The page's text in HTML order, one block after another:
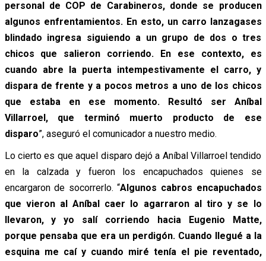
personal de COP de Carabineros, donde se producen
algunos enfrentamientos. En esto, un carro lanzagases
blindado ingresa siguiendo a un grupo de dos o tres
chicos que salieron corriendo. En ese contexto, es
cuando abre la puerta intempestivamente el carro, y
dispara de frente y a pocos metros a uno de los chicos
que estaba en ese momento. Resultó ser Aníbal
Villarroel, que terminó muerto producto de ese
disparo”, aseguró el comunicador a nuestro medio.
Lo cierto es que aquel disparo dejó a Aníbal Villarroel tendido
en la calzada y fueron los encapuchados quienes se
encargaron de socorrerlo. “Algunos cabros encapuchados
que vieron al Aníbal caer lo agarraron al tiro y se lo
llevaron, y yo salí corriendo hacia Eugenio Matte,
porque pensaba que era un perdigón. Cuando llegué a la
esquina me caí y cuando miré tenía el pie reventado,